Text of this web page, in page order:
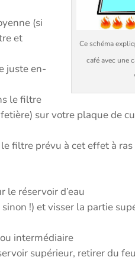
Ce schéma
café avec une
(si
et
juste en-
le filtre
sur votre plaque de
filtre prévu à cet effet à
le réservoir d’eau
!) et visser la partie
intermédiaire
supérieur, retirer du